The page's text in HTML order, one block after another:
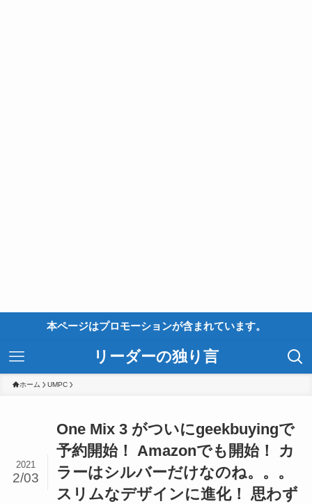
本ページはプロモーションが含まれています。
リーダーの独り言
ホーム UMPC
One Mix 3 がついにgeekbuyingで
予約開始！ Amazonでも開始！ カ
ラーはシルバーだけなのね。。。
スリムなデザインに進化！ 思わず
2021
2/03